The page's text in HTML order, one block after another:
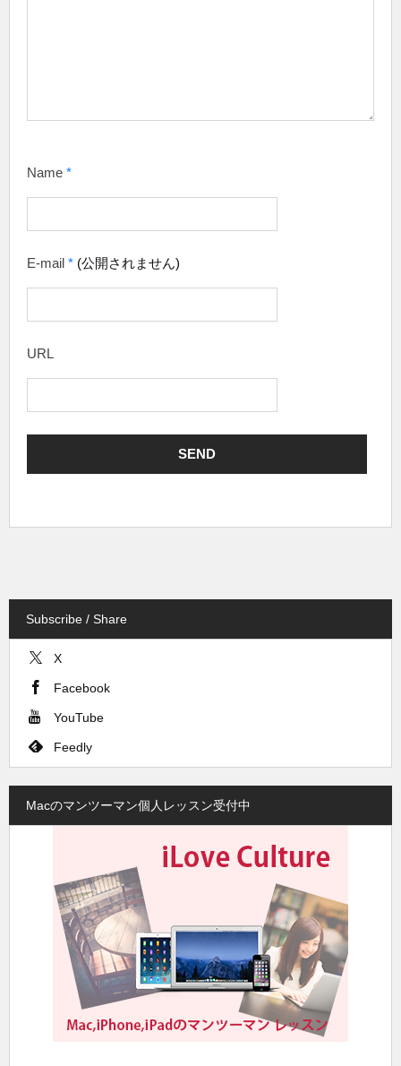
Name *
E-mail * (公開されません)
URL
Subscribe / Share
X
Facebook
YouTube
Feedly
Macのマンツーマン個人レッスン受付中